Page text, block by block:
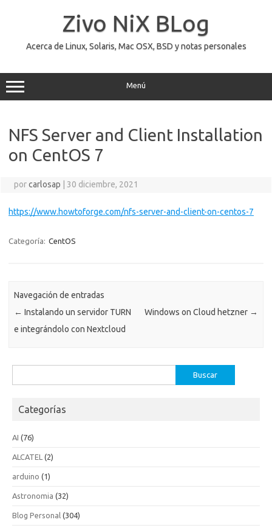
Zivo NiX BLog
Acerca de Linux, Solaris, Mac OSX, BSD y notas personales
Menú
NFS Server and Client Installation
on CentOS 7
porcarlosap 30 diciembre, 2021
https://www.howtoforge.com/nfs-server-and-client-on-centos-7
Categoría: CentOS
Navegación de entradas
← Instalando un servidor TURN
e integrándolo con Nextcloud
Windows on Cloud hetzner →
Categorías
AI (76)
ALCATEL (2)
arduino (1)
Astronomia (32)
Blog Personal (304)